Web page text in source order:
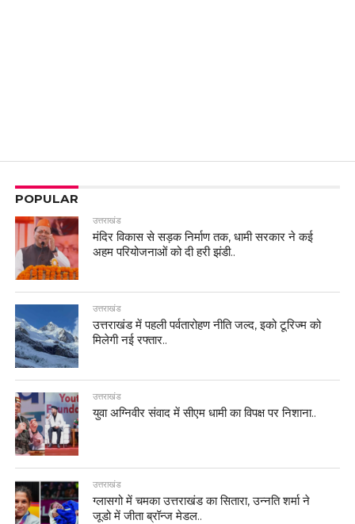
POPULAR
उत्तराखंड
मंदिर विकास से सड़क निर्माण तक, धामी सरकार ने कई
अहम परियोजनाओं को दी हरी झंडी..
उत्तराखंड
उत्तराखंड में पहली पर्वतारोहण नीति जल्द, इको टूरिज्म को
मिलेगी नई रफ्तार..
उत्तराखंड
युवा अग्निवीर संवाद में सीएम धामी का विपक्ष पर निशाना..
उत्तराखंड
ग्लासगो में चमका उत्तराखंड का सितारा, उन्नति शर्मा ने
जूडो में जीता ब्रॉन्ज मेडल..